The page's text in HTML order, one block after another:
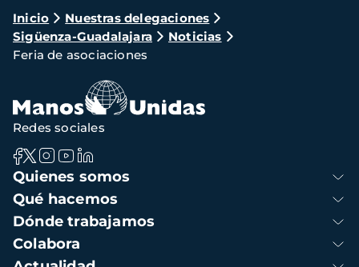
Ruta
de
navegación
Inicio
Nuestras delegaciones
Sigüenza-Guadalajara
Noticias
Feria de asociaciones
Navegación
principal
Quienes somos
Qué hacemos
Dónde trabajamos
Colabora
Redes sociales